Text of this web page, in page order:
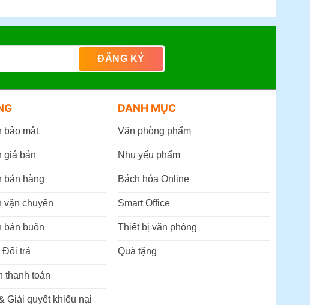
bảo mật
giá bán
bán hàng
vận chuyển
bán buôn
Đổi trả
thanh toán
Giải quyết khiếu nại
DANH MỤC
Văn phòng phẩm
Nhu yếu phẩm
Bách hóa Online
Smart Office
Thiết bị văn phòng
Quà tặng